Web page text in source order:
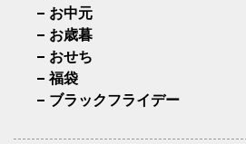
お中元
お歳暮
おせち
福袋
ブラックフライデー